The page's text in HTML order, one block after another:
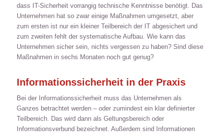
dass IT-Sicherheit vorrangig technische Kenntnisse benötigt. Das
Unternehmen hat so zwar einige Maßnahmen umgesetzt, aber
zum ersten ist nur ein kleiner Teilbereich der IT abgesichert und
zum zweiten fehlt der systematische Aufbau. Wie kann das
Unternehmen sicher sein, nichts vergessen zu haben? Sind diese
Maßnahmen in sechs Monaten noch gut genug?
Informationssicherheit in der Praxis
Bei der Informationssicherheit muss das Unternehmen als
Ganzes betrachtet werden – oder zumindest ein klar definierter
Teilbereich. Das wird dann als Geltungsbereich oder
Informationsverbund bezeichnet. Außerdem sind Informationen